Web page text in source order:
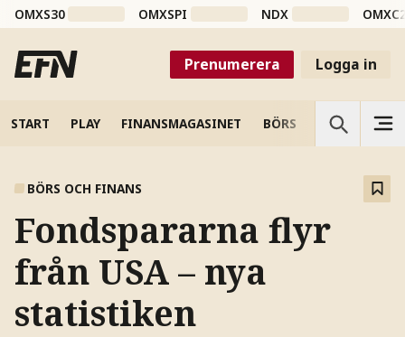
OMXS30 OMXSPI NDX
Prenumerera Logga in
START PLAY FINANSMAGASINET BÖRS VETENSKAP
BÖRS OCH FINANS
Fondspararna flyr
från USA – nya
statistiken